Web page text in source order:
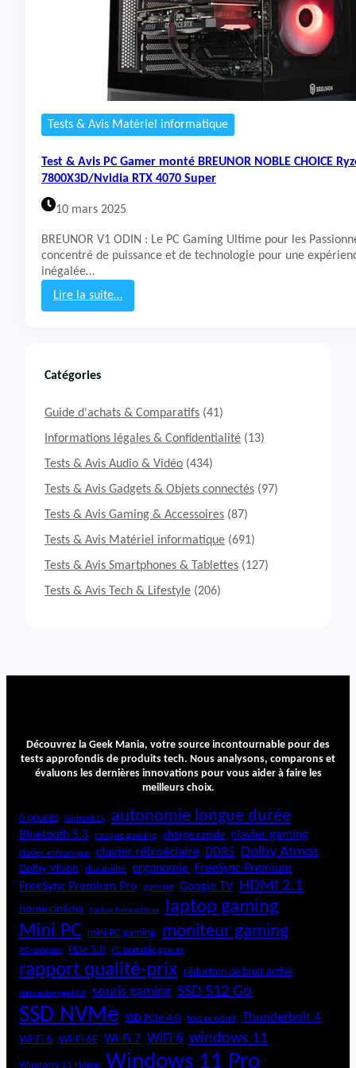
Tests & Avis Matériel informatique
Test & Avis PC Gamer monté BREUNOR NOBLE CHOICE
7800X3D/Nvidia RTX 4070 Super
10 mars 2025
BREUNOR V1 ODIN : Le PC Gaming Ultime pour les
concentré de puissance et de technologie pour une
inégalée…
Lire la suite…
:
A
v
i
P
C
a
m
e
r
o
R
O
R
N
L
E
C
H
O
C
E
R
y
z
e
7
7
8
Catégories
Guide d'achats & Comparatifs (41)
Informations légales & Confidentialité (13)
Tests & Avis Audio & Vidéo (434)
Tests & Avis Gadgets & Objets connectés (97)
Tests & Avis Gaming & Accessoires (87)
Tests & Avis Matériel informatique (691)
Tests & Avis Smartphones & Tablettes (127)
Tests & Avis Tech & Lifestyle (206)
Découvrez la Geek Mania, votre source incontournable pour des
tests approfondis de produits tech. Nous analysons, comparons et
évaluons les dernières innovations pour vous aider à faire les
meilleurs choix.
6 pouces Android 15 autonomie longue durée
Bluetooth 5.3 casque gaming charge rapide clavier gaming
clavier mécanique clavier rétroéclairé DDR5 Dolby Atmos
Dolby Vision durabilité ergonomie
FreeSync Premium
FreeSync Premium Pro
gaming Google TV HDMI 2.1
home cinéma laptop bureautique laptop gaming
Mini PC mini PC gaming moniteur gaming
PC compact PCIe 5.0 PC portable gamer
rapport qualité-prix réduction de bruit active
rétroéclairage RGB souris gaming SSD 512 Go
SSD NVMe SSD PCIe 4.0 test produit Thunderbolt 4
Wi-Fi 6 Wi-Fi 6E Wi-Fi 7 WiFi 6 windows 11
Windows 11 Home Windows 11 Pro